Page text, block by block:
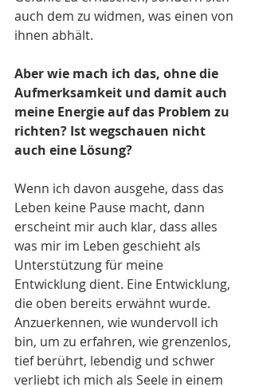
auch dem zu widmen, was einen von
ihnen abhält.
Aber wie mach ich das, ohne die
Aufmerksamkeit und damit auch
meine Energie auf das Problem zu
richten? Ist wegschauen nicht
auch eine Lösung?
Wenn ich davon ausgehe, dass das
Leben keine Pause macht, dann
erscheint mir auch klar, dass alles
was mir im Leben geschieht als
Unterstützung für meine
Entwicklung dient. Eine Entwicklung,
die oben bereits erwähnt wurde.
Anzuerkennen, wie wundervoll ich
bin, um zu erfahren, wie grenzenlos,
tief berührt, lebendig und schwer
verliebt ich mich als Seele in einem